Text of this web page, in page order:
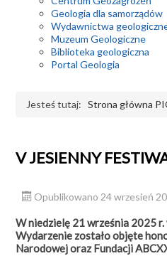
Geologia dla samorządów
Wydawnictwa
Muzeum Geologiczne
Biblioteka geologiczna
Portal Geologia
Jesteś tutaj: Strona główna
V JESIENNY
Opublikowano 24 wrzesień
W niedzielę 21 września 2025
Wydarzenie zostało objęte
Narodowej oraz Fundacji